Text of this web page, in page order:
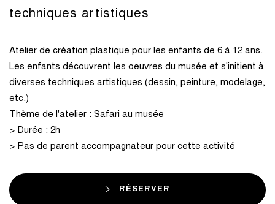
techniques artistiques
Atelier de création plastique pour les enfants de 6 à 12 ans.
Les enfants découvrent les oeuvres du musée et s'initient à
diverses techniques artistiques (dessin, peinture, modelage,
etc.)
Thème de l'atelier : Safari au musée
> Durée : 2h
> Pas de parent accompagnateur pour cette activité
RÉSERVER